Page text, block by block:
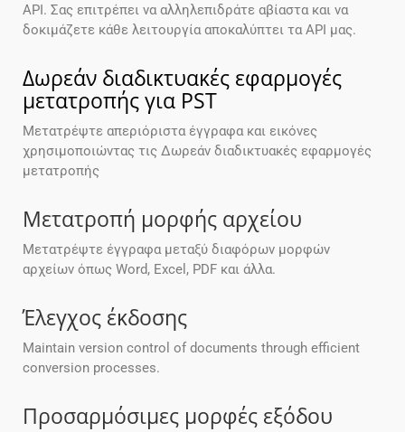
API. Σας επιτρέπει να αλληλεπιδράτε αβίαστα και να
δοκιμάζετε κάθε λειτουργία αποκαλύπτει τα API μας.
Δωρεάν διαδικτυακές εφαρμογές
μετατροπής για PST
Μετατρέψτε απεριόριστα έγγραφα και εικόνες
χρησιμοποιώντας τις Δωρεάν διαδικτυακές εφαρμογές
μετατροπής
Μετατροπή μορφής αρχείου
Μετατρέψτε έγγραφα μεταξύ διαφόρων μορφών
αρχείων όπως Word, Excel, PDF και άλλα.
Έλεγχος έκδοσης
Maintain version control of documents through efficient
conversion processes.
Προσαρμόσιμες μορφές εξόδου